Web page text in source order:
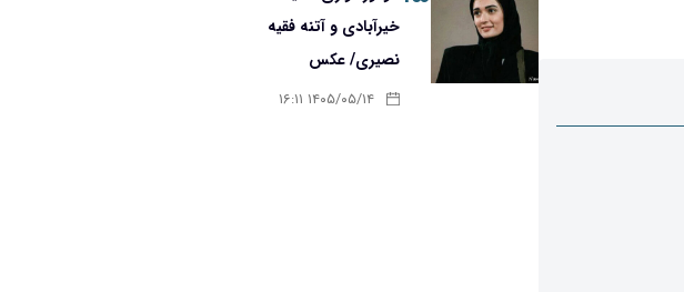
خیرآبادی و آتنه فقیه
نصیری/ عکس
۱۴۰۵/۰۵/۱۴ ۱۶:۱۱